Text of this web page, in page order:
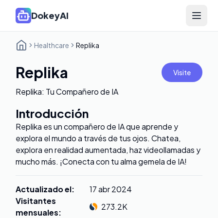
DokeyAI Open
Healthcare Replika
Replika Visite
Replika: Tu Compañero de IA
Introducción
Replika es un compañero de IA que aprende y
explora el mundo a través de tus ojos. Chatea,
explora en realidad aumentada, haz videollamadas y
mucho más. ¡Conecta con tu alma gemela de IA!
Actualizado el:
17 abr 2024
Visitantes
mensuales:
273.2K